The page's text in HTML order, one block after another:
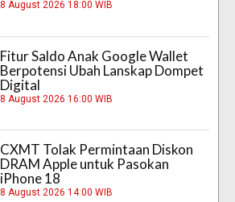
8 August 2026 18:00 WIB
Fitur Saldo Anak Google Wallet
Berpotensi Ubah Lanskap Dompet
Digital
8 August 2026 16:00 WIB
CXMT Tolak Permintaan Diskon
DRAM Apple untuk Pasokan
iPhone 18
8 August 2026 14:00 WIB